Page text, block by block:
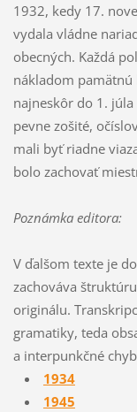
1932, kedy 17.
vydala vládne
obecných. Každá
nákladom
najneskôr do 1.
pevne zošité,
mali byť riadne
bolo zachovať
Poznámka editora:
V ďalšom texte je
zachováva
originálu.
gramatiky, teda
a interpunkčné
1934
1945